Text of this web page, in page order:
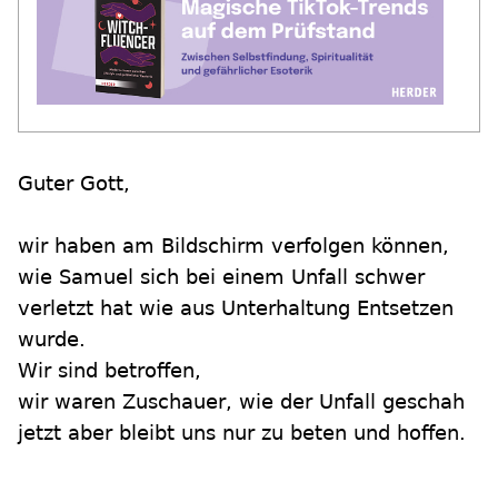
Guter Gott,
wir haben am Bildschirm verfolgen können,
wie Samuel sich bei einem Unfall schwer
verletzt hat wie aus Unterhaltung Entsetzen
wurde.
Wir sind betroffen,
wir waren Zuschauer, wie der Unfall geschah
jetzt aber bleibt uns nur zu beten und hoffen.